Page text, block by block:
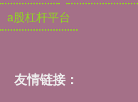
a股杠杆平台
友情链接：